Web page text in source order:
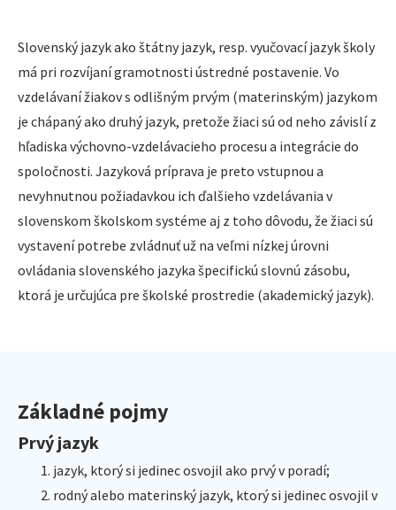
Slovenský jazyk ako štátny jazyk, resp. vyučovací jazyk školy
má pri rozvíjaní gramotnosti ústredné postavenie. Vo
vzdelávaní žiakov s odlišným prvým (materinským) jazykom
je chápaný ako druhý jazyk, pretože žiaci sú od neho závislí z
hľadiska výchovno-vzdelávacieho procesu a integrácie do
spoločnosti. Jazyková príprava je preto vstupnou a
nevyhnutnou požiadavkou ich ďalšieho vzdelávania v
slovenskom školskom systéme aj z toho dôvodu, že žiaci sú
vystavení potrebe zvládnuť už na veľmi nízkej úrovni
ovládania slovenského jazyka špecifickú slovnú zásobu,
ktorá je určujúca pre školské prostredie (akademický jazyk).
Základné pojmy
Prvý jazyk
jazyk, ktorý si jedinec osvojil ako prvý v poradí;
rodný alebo materinský jazyk, ktorý si jedinec osvojil v